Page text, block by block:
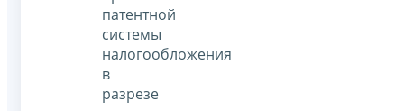
патентной
системы
налогообложения
в
разрезе